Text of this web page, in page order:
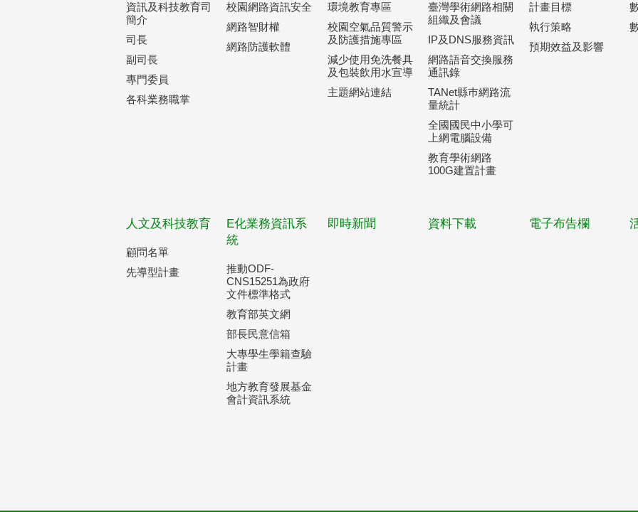
資訊及科技教育司
簡介
司長
副司長
專門委員
各科業務職掌
校園網路資訊安全
網路智財權
網路防護軟體
環境教育專區
校園空氣品質警示
及防護措施專區
減少使用免洗餐具
及包裝飲用水宣導
主題網站連結
臺灣學術網路相關
組織及會議
IP及DNS服務資訊
網路語音交換服務
通訊錄
TANet縣巿網路流
量統計
全國國民中小學可
上網電腦設備
教育學術網路
100G建置計畫
計畫目標
執行策略
預期效益及影響
人文及科技教育
顧問名單
先導型計畫
E化業務資訊系
統
推動ODF-
CNS15251為政府
文件標準格式
教育部英文網
部長民意信箱
大專學生學籍查驗
計畫
地方教育發展基金
會計資訊系統
即時新聞 資料下載 電子布告欄